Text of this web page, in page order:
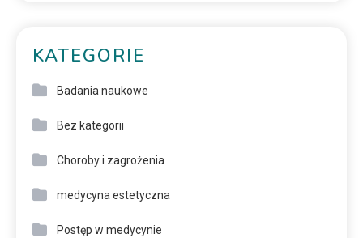
KATEGORIE
Badania naukowe
Bez kategorii
Choroby i zagrożenia
medycyna estetyczna
Postęp w medycynie